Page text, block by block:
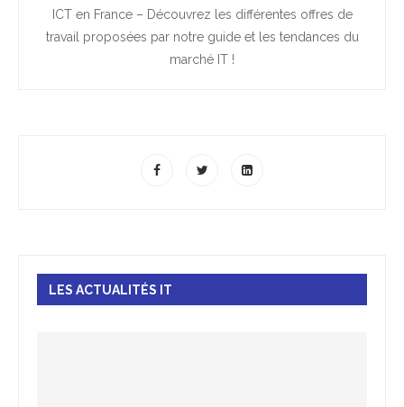
ICT en France – Découvrez les différentes offres de
travail proposées par notre guide et les tendances du
marché IT !
LES ACTUALITÉS IT